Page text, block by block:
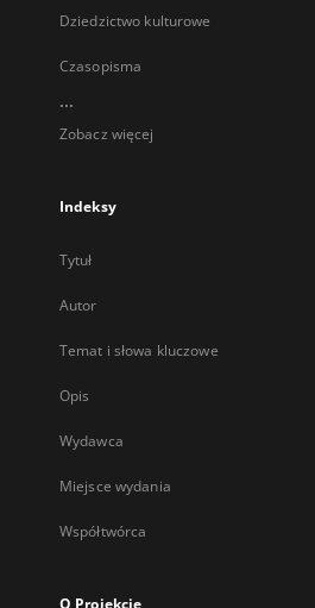
Dziedzictwo kulturowe
Czasopisma
...
Zobacz więcej
Indeksy
Tytuł
Autor
Temat i słowa kluczowe
Opis
Wydawca
Miejsce wydania
Współtwórca
O Projekcie